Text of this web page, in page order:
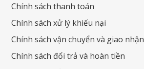
Chính sách thanh toán
Chính sách xử lý khiếu nại
Chính sách vận chuyển và giao nhận
Chính sách đổi trả và hoàn tiền